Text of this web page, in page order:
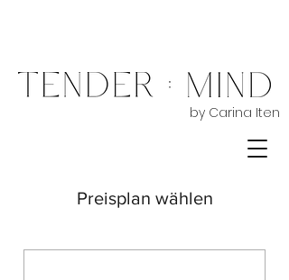
by Carina Iten
Preisplan wählen